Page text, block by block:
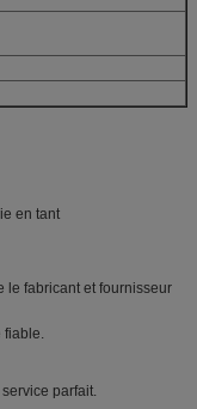
en tant
le fabricant et fournisseur
fiable.
parfait.